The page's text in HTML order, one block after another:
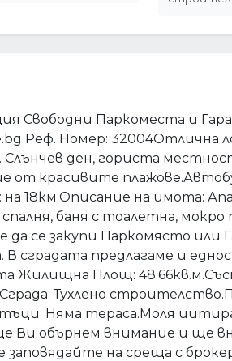
Свободни Паркоместа и
Реф. Номер: 32004Отлична
Слънчев ден, гориста
от красивите
18км.Описание на имота:
спалня, баня с тоалетна,
се закупи Паркомясто или
В сградата предлагаме и
Жилищна Площ:
Тухлено
Няма тераса.Моля
Ви обърнем внимание и ще
на среща с